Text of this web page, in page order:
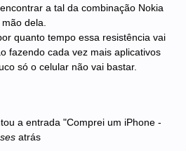
a tal da combinação Nokia
dela.
quanto tempo essa resistência vai
fazendo cada vez mais aplicativos
só o celular não vai bastar.
a entrada "Comprei um iPhone -
atrás